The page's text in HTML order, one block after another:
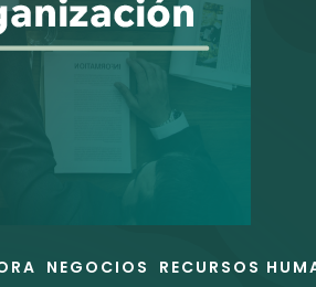
NEGOCIOS RECURSOS